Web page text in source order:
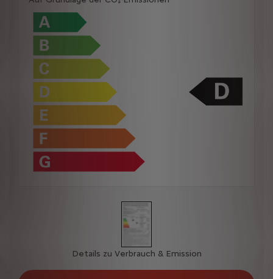
Details zu Verbrauch & Emission